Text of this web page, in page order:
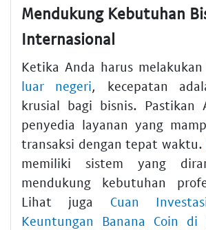
Mendukung Kebutuhan
Internasional
Ketika Anda harus melakukan
luar negeri , kecepatan
krusial bagi bisnis. Pastikan
penyedia layanan yang
transaksi dengan tepat waktu.
memiliki sistem yang
mendukung kebutuhan
Lihat juga Cuan
Keuntungan Banana Coin di